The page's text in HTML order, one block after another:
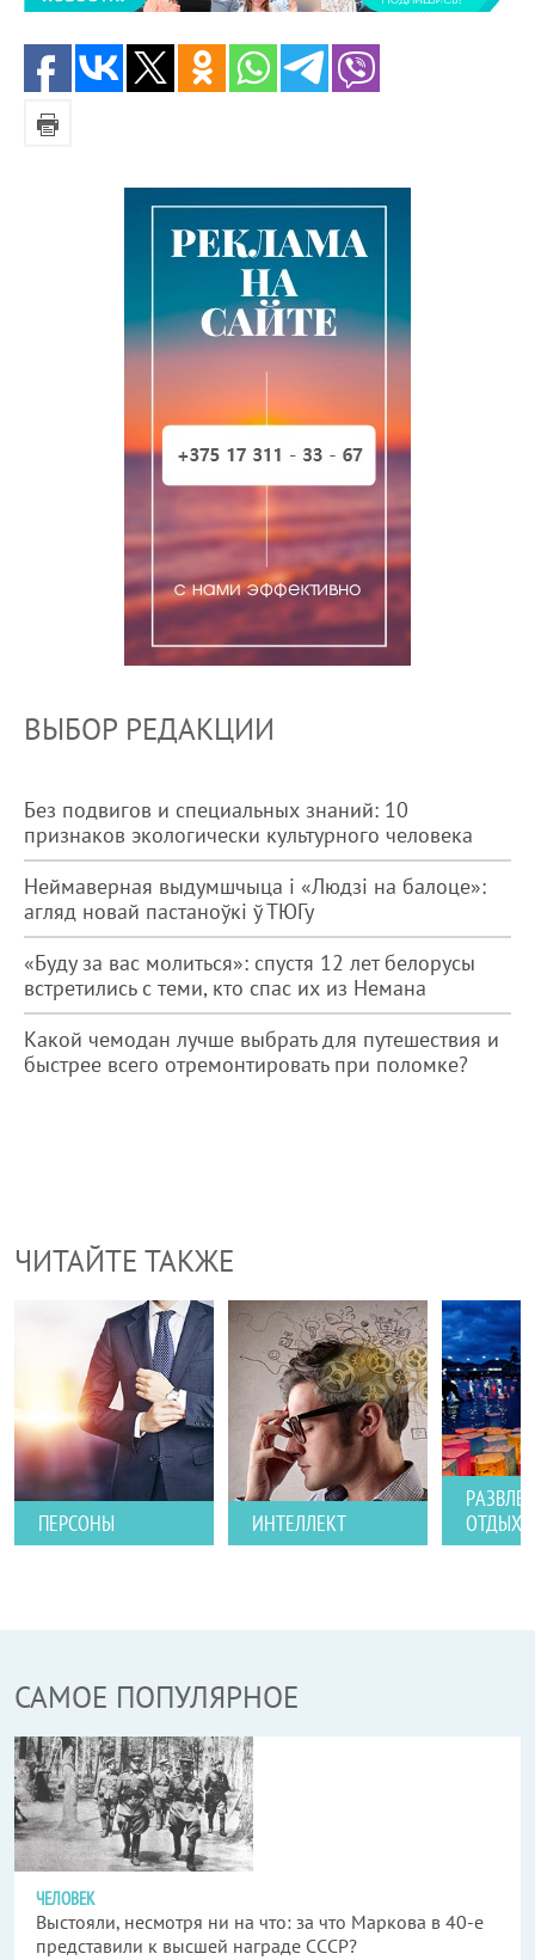
ВЫБОР РЕДАКЦИИ
Без подвигов и специальных знаний: 10
признаков экологически культурного человека
Неймаверная выдумшчыца і «Людзі на балоце»:
агляд новай пастаноўкі ў ТЮГу
«Буду за вас молиться»: спустя 12 лет белорусы
встретились с теми, кто спас их из Немана
Какой чемодан лучше выбрать для путешествия и
быстрее всего отремонтировать при поломке?
ЧИТАЙТЕ ТАКЖЕ
ПЕРСОНЫ ИНТЕЛЛЕКТ
ОТДЫХ
САМОЕ ПОПУЛЯРНОЕ
ЧЕЛОВЕК
Выстояли, несмотря ни на что: за что Маркова в 40-е
представили к высшей награде СССР?